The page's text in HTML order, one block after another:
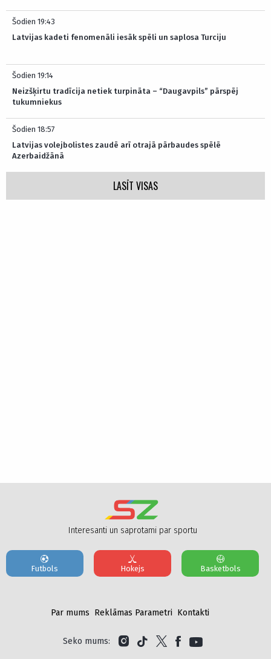
Šodien 19:43
Latvijas kadeti fenomenāli iesāk spēli un saplosa Turciju
Šodien 19:14
Neizšķirtu tradīcija netiek turpināta – “Daugavpils” pārspēj
tukumniekus
Šodien 18:57
Latvijas volejbolistes zaudē arī otrajā pārbaudes spēlē
Azerbaidžānā
LASĪT VISAS
Interesanti un saprotami par sportu
Futbols Hokejs Basketbols
Par mums Reklāmas Parametri Kontakti
Seko mums: